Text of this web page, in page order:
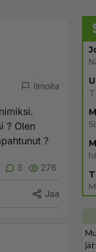
Ilmoita
? Olen
?
3 276
Jaa